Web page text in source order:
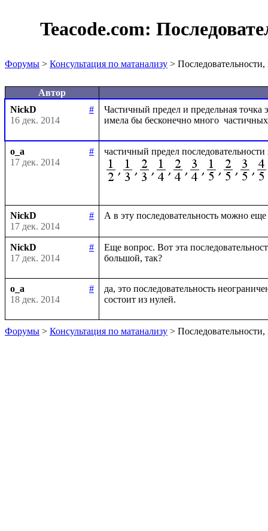
Teacode.com:
Форумы > Консультация по матанализу >
Автор
NickD
#
16 дек. 2014
Частичный предел и предельная точка
o_a
#
17 дек. 2014
частичный предел
NickD
#
17 дек. 2014
NickD
#
17 дек. 2014
Еще вопрос. Вот эта
o_a
#
18 дек. 2014
да, это последовательность
Форумы > Консультация по матанализу >